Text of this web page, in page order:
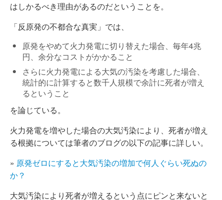
はしかるべき理由があるのだということを。
「反原発の不都合な真実」では、
原発をやめて火力発電に切り替えた場合、毎年4兆
円、余分なコストがかかること
さらに火力発電による大気の汚染を考慮した場合、
統計的に計算すると数千人規模で余計に死者が増え
るということ
を論じている。
火力発電を増やした場合の大気汚染により、死者が増え
る根拠については筆者のブログの以下の記事に詳しい。
» 原発ゼロにすると大気汚染の増加で何人ぐらい死ぬの
か？
大気汚染により死者が増えるという点にピンと来ないと